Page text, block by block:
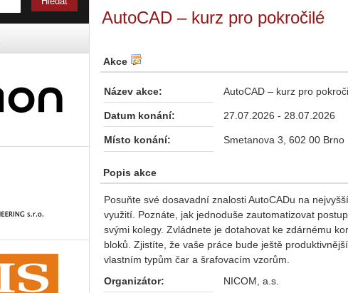
AutoCAD – kurz pro pokročilé
Akce
Název akce: AutoCAD – kurz pro
Datum konání: 27.07.2026 - 28.07.2026
Místo konání: Smetanova 3, 602 00 Brno
Popis akce
Posuňte své dosavadní znalosti AutoCADu na
využití. Poznáte, jak jednoduše zautomatizovat
svými kolegy. Zvládnete je dotahovat ke zdárnému
bloků. Zjistíte, že vaše práce bude ještě
vlastním typům čar a šrafovacím vzorům.
Organizátor:
NICOM, a.s.